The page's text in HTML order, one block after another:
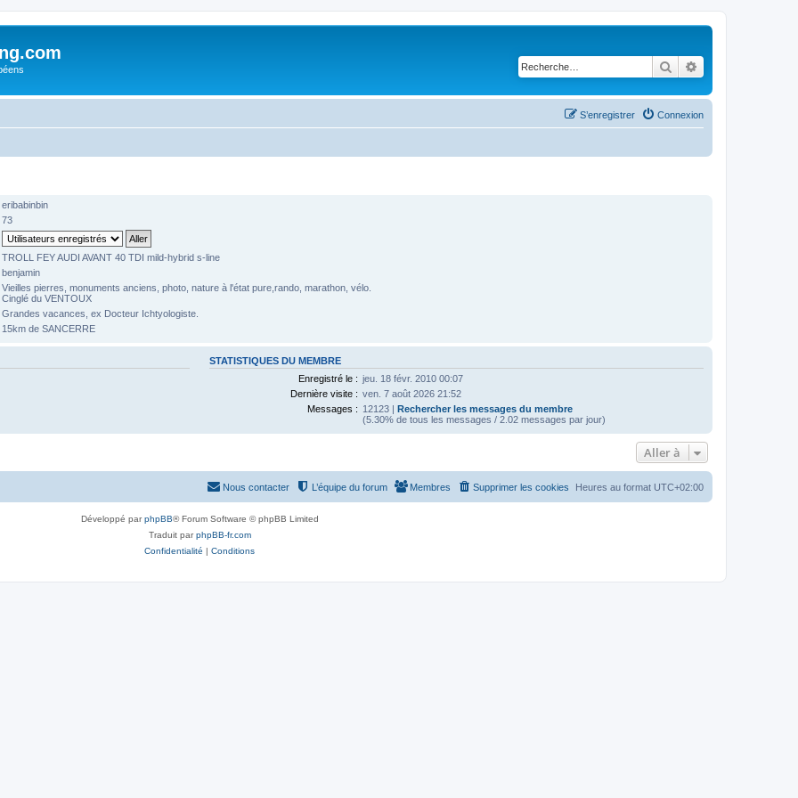
Rechercher
Connexion
S’enregistrer
eribabinbin
73
TROLL FEY AUDI AVANT 40 TDI mild-hybrid s-line
benjamin
Vieilles pierres, monuments anciens, photo, nature à l'état pure,rando, marathon, vélo.
Cinglé du VENTOUX
Grandes vacances, ex Docteur Ichtyologiste.
15km de SANCERRE
STATISTIQUES DU MEMBRE
Enregistré le : jeu. 18 févr. 2010 00:07
Dernière visite : ven. 7 août 2026 21:52
Messages : 12123 | Rechercher les messages du membre
(5.30% de tous les messages / 2.02 messages par jour)
Aller à
Heures au format UTC+02:00
Supprimer les cookies
Membres
L’équipe du forum
Nous contacter
Développé parphpBB® Forum Software © phpBB Limited
Traduit parphpBB-fr.com
Confidentialité | Conditions